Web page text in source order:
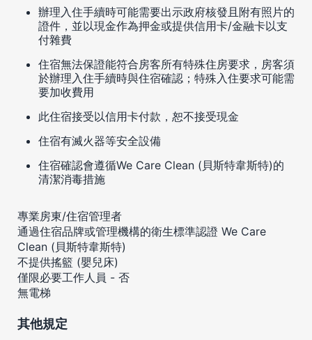
辦理入住手續時可能需要出示政府核發且附有照片的
證件，並以現金作為押金或提供信用卡/金融卡以支
付雜費
住宿無法保證能符合房客所有特殊住房要求，房客須
於辦理入住手續時與住宿確認；特殊入住要求可能需
要加收費用
此住宿接受以信用卡付款，恕不接受現金
住宿有滅火器等安全設備
住宿確認會遵循We Care Clean (貝斯特韋斯特)的
清潔消毒措施
專業房東/住宿管理者
通過住宿品牌或管理機構的衛生標準認證 We Care
Clean (貝斯特韋斯特)
不提供搖籃 (嬰兒床)
僅限必要工作人員 - 否
無電梯
其他規定